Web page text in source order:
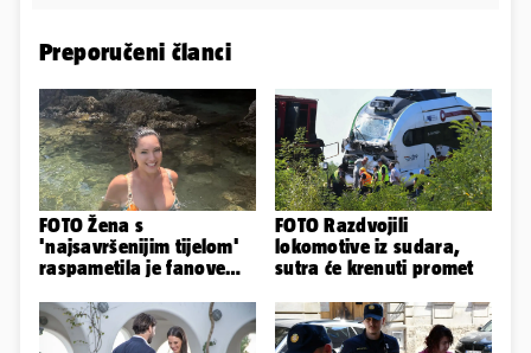
Preporučeni članci
FOTO Žena s
'najsavršenijim tijelom'
raspametila je fanove
plićaka
FOTO Razdvojili
lokomotive iz sudara,
sutra će krenuti promet